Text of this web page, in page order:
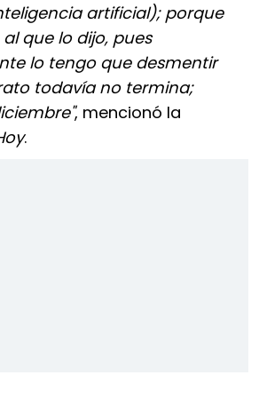
artificial); porque
que lo dijo, pues
lo tengo que desmentir
todavía no termina;
, mencionó la
.